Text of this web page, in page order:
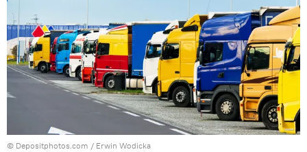
© Depositphotos.com / Erwin Wodicka